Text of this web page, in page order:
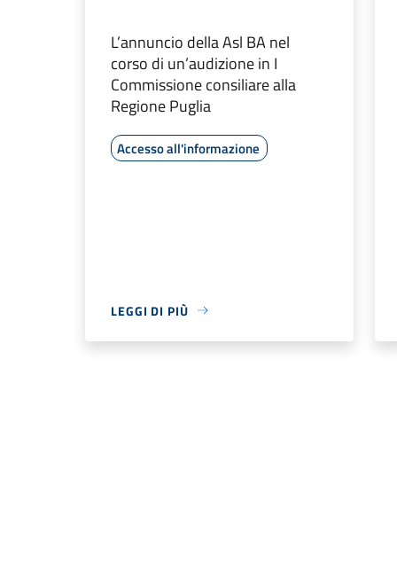
L’annuncio della Asl BA nel
corso di un’audizione in I
Commissione consiliare alla
Regione Puglia
Accesso all'informazione
LEGGI DI PIÙ